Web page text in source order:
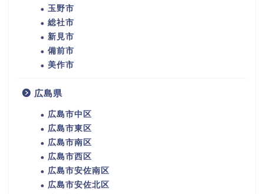
玉野市
総社市
新見市
備前市
美作市
広島県
広島市中区
広島市東区
広島市南区
広島市西区
広島市安佐南区
広島市安佐北区